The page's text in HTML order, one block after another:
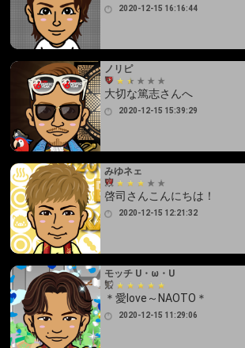
2020-12-15 16:16:44
ノリピ
大切な篤志さんへ
2020-12-15 15:39:29
みゆネェ
啓司さんこんにちは！
2020-12-15 12:21:32
モッチ U・ω・U
＊愛love～NAOTO＊
2020-12-15 11:29:06